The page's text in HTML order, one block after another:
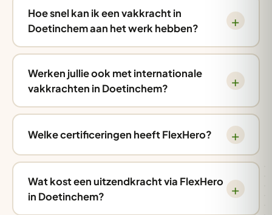
Hoe snel kan ik een vakkracht in
Doetinchem aan het werk hebben?
Werken jullie ook met internationale
vakkrachten in Doetinchem?
Welke certificeringen heeft FlexHero?
Wat kost een uitzendkracht via FlexHero
in Doetinchem?